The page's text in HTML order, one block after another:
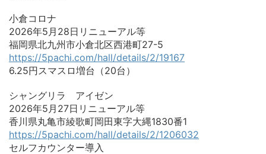
小倉コロナ
2026年5月28日リニューアル等
福岡県北九州市小倉北区西港町27-5
https://5pachi.com/hall/details/2/19167
6.25円スマスロ増台（20台）
シャングリラ アイゼン
2026年5月27日リニューアル等
香川県丸亀市綾歌町岡田東字大縄1830番1
https://5pachi.com/hall/details/2/1206032
セルフカウンター導入